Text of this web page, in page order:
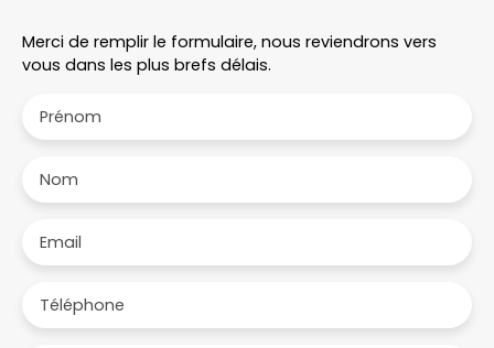
Merci de remplir le formulaire, nous reviendrons vers
vous dans les plus brefs délais.
Prénom
Nom
Email
Téléphone